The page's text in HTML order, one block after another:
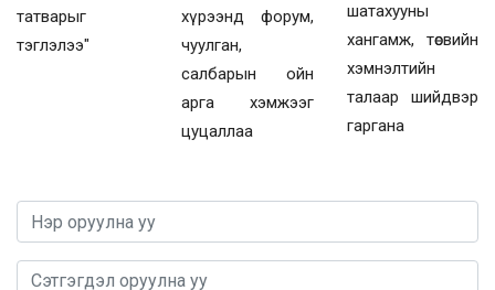
татварыг
тэглэлээ"
хүрээнд форум,
чуулган,
салбарын ойн
арга хэмжээг
цуцаллаа
шатахууны
хангамж, төсвийн
хэмнэлтийн
талаар шийдвэр
гаргана